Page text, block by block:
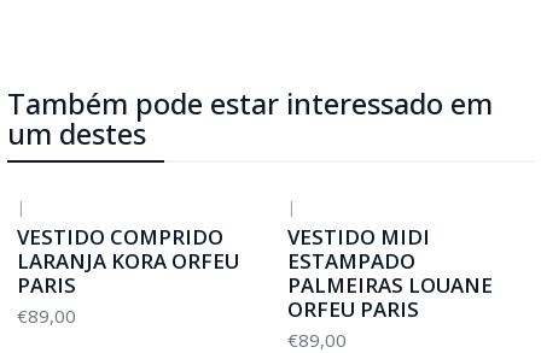
Também pode estar interessado em
um destes
|
VESTIDO COMPRIDO
LARANJA KORA ORFEU
PARIS
€89,00
|
VESTIDO MIDI
ESTAMPADO
PALMEIRAS LOUANE
ORFEU PARIS
€89,00